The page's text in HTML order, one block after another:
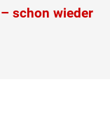
schon wieder